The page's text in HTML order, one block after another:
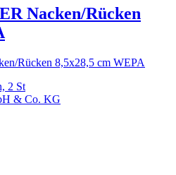
Nacken/Rücken
2 St
& Co. KG